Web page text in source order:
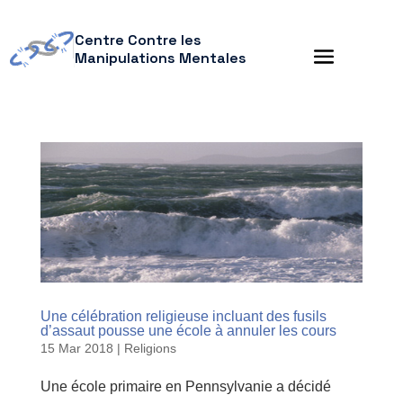
Centre Contre les
Manipulations Mentales
Une célébration religieuse incluant des fusils
d’assaut pousse une école à annuler les cours
15 Mar 2018 | Religions
Une école primaire en Pennsylvanie a décidé